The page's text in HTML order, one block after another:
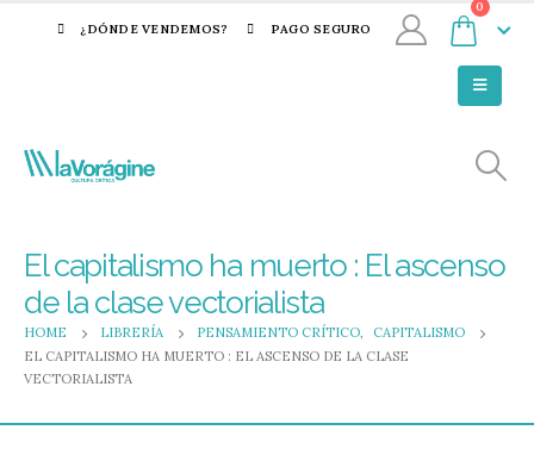
¿DÓNDE VENDEMOS? PAGO SEGURO
0
El capitalismo ha muerto : El ascenso
de la clase vectorialista
HOME LIBRERÍA PENSAMIENTO CRÍTICO,
CAPITALISMO
EL CAPITALISMO HA MUERTO : EL ASCENSO DE LA CLASE
VECTORIALISTA